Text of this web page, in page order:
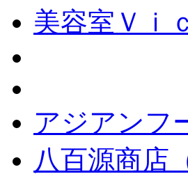
美容室Ｖｉ
アジアンフ
八百源商店